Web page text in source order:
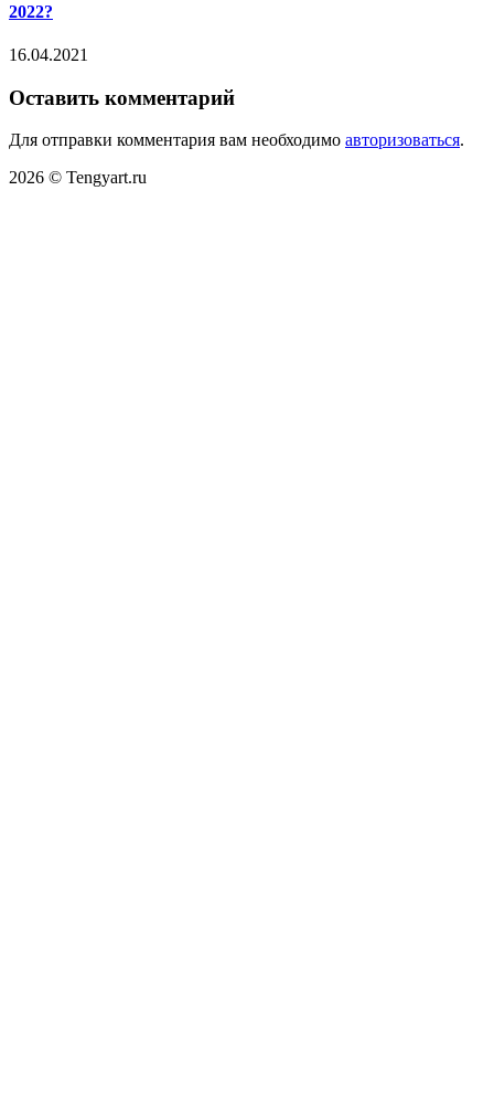
2022?
16.04.2021
Оставить комментарий
Для отправки комментария вам необходимо авторизоваться.
2026 © Tengyart.ru